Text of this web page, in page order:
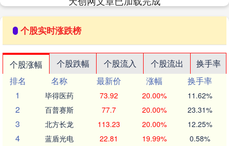
个股实时涨跌榜
个股涨幅 个股跌幅 个股流入 个股流出
换手率
排名
名称 最新价 涨幅
换手率
1
毕得医药 73.92 20.00% 11.62%
2 百普赛斯 77.7 20.00% 23.31%
3 北方长龙 113.23 20.00% 12.25%
4 蓝盾光电 22.81 19.99% 0.58%